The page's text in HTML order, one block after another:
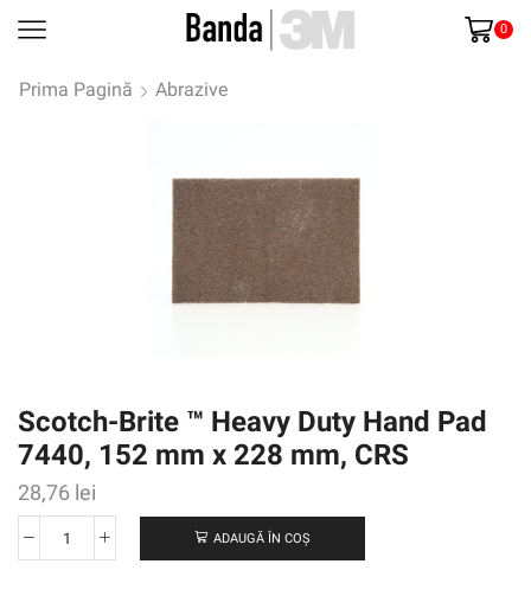
0
Prima Pagină Abrazive
Scotch-Brite ™ Heavy Duty Hand Pad
7440, 152 mm x 228 mm, CRS
28,76 lei
Cantitate
ADAUGĂ ÎN COȘ